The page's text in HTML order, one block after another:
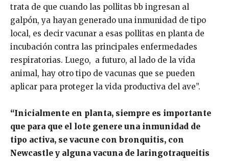
trata de que cuando las pollitas bb ingresan al
galpón, ya hayan generado una inmunidad de tipo
local, es decir vacunar a esas pollitas en planta de
incubación contra las principales enfermedades
respiratorias. Luego, a futuro, al lado de la vida
animal, hay otro tipo de vacunas que se pueden
aplicar para proteger la vida productiva del ave”.
“Inicialmente en planta, siempre es importante
que para que el lote genere una inmunidad de
tipo activa, se vacune con bronquitis, con
Newcastle y alguna vacuna de laringotraqueitis